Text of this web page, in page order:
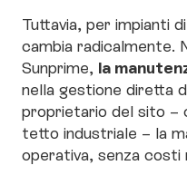
Tuttavia, per impianti
cambia radicalmente.
Sunprime, la
nella gestione diretta
proprietario del sito –
tetto industriale – la
operativa, senza costi